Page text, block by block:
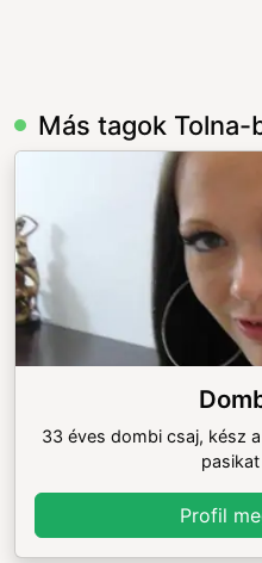
Más tagok Tolna-
33 éves dombi csaj, kész
Profil